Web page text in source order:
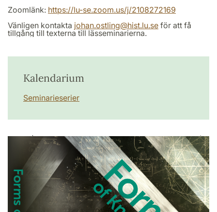
Zoomlänk: https://lu-se.zoom.us/j/2108272169
Vänligen kontakta johan.ostling@hist.lu.se för att få
tillgång till texterna till lässeminarierna.
Kalendarium
Seminarieserier